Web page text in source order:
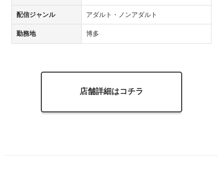
配信ジャンル アダルト・ノンアダルト
勤務地 博多
店舗詳細はコチラ